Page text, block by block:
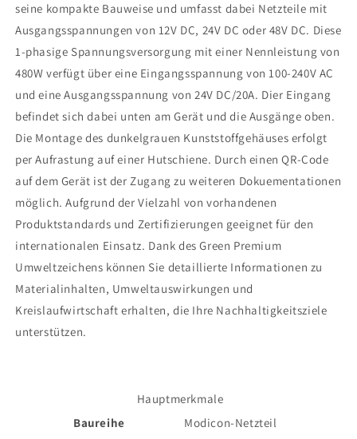
seine kompakte Bauweise und umfasst dabei Netzteile mit
Ausgangsspannungen von 12V DC, 24V DC oder 48V DC. Diese
1-phasige Spannungsversorgung mit einer Nennleistung von
480W verfügt über eine Eingangsspannung von 100-240V AC
und eine Ausgangsspannung von 24V DC/20A. Dier Eingang
befindet sich dabei unten am Gerät und die Ausgänge oben.
Die Montage des dunkelgrauen Kunststoffgehäuses erfolgt
per Aufrastung auf einer Hutschiene. Durch einen QR-Code
auf dem Gerät ist der Zugang zu weiteren Dokuementationen
möglich. Aufgrund der Vielzahl von vorhandenen
Produktstandards und Zertifizierungen geeignet für den
internationalen Einsatz. Dank des Green Premium
Umweltzeichens können Sie detaillierte Informationen zu
Materialinhalten, Umweltauswirkungen und
Kreislaufwirtschaft erhalten, die Ihre Nachhaltigkeitsziele
unterstützen.
Hauptmerkmale
Baureihe
Modicon-Netzteil